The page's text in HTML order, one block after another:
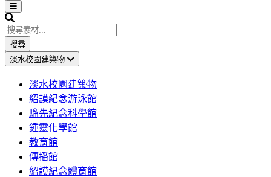
Open
sidebar
Search
搜尋
淡水校園建築物
淡水校園建築物
紹謨紀念游泳館
騮先紀念科學館
鍾靈化學館
教育館
傳播館
紹謨紀念體育館